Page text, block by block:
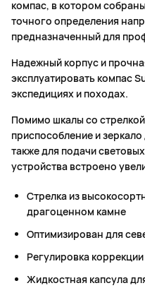
компас, в котором
точного определения
предназначенный для
Надежный корпус и
эксплуатировать компас
экспедициях и походах.
Помимо шкалы со
приспособление и
также для подачи
устройства встроено
Стрелка из
драгоценном камне
Оптимизирован для
Регулировка
Жидкостная капсула